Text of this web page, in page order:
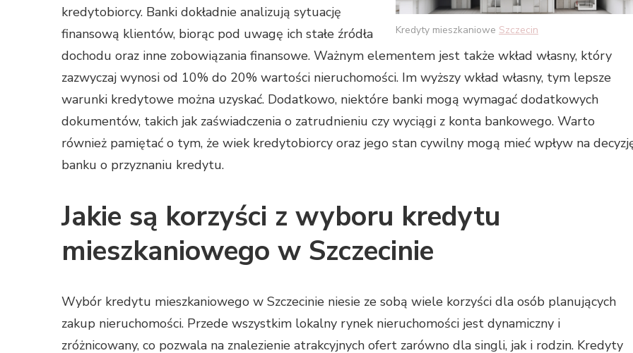
Kredyty mieszkaniowe Szczecin
kredytobiorcy. Banki dokładnie analizują sytuację
finansową klientów, biorąc pod uwagę ich stałe źródła
dochodu oraz inne zobowiązania finansowe. Ważnym elementem jest także wkład własny, który
zazwyczaj wynosi od 10% do 20% wartości nieruchomości. Im wyższy wkład własny, tym lepsze
warunki kredytowe można uzyskać. Dodatkowo, niektóre banki mogą wymagać dodatkowych
dokumentów, takich jak zaświadczenia o zatrudnieniu czy wyciągi z konta bankowego. Warto
również pamiętać o tym, że wiek kredytobiorcy oraz jego stan cywilny mogą mieć wpływ na
banku o przyznaniu kredytu.
Jakie są korzyści z wyboru kredytu
mieszkaniowego w Szczecinie
Wybór kredytu mieszkaniowego w Szczecinie niesie ze sobą wiele korzyści dla osób planujących
zakup nieruchomości. Przede wszystkim lokalny rynek nieruchomości jest dynamiczny i
zróżnicowany, co pozwala na znalezienie atrakcyjnych ofert zarówno dla singli, jak i rodzin. Kredyty